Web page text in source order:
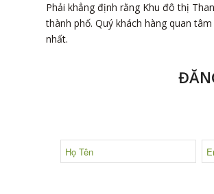
Phải khẳng định rằng Khu đô thị
thành phố. Quý khách hàng quan
nhất.